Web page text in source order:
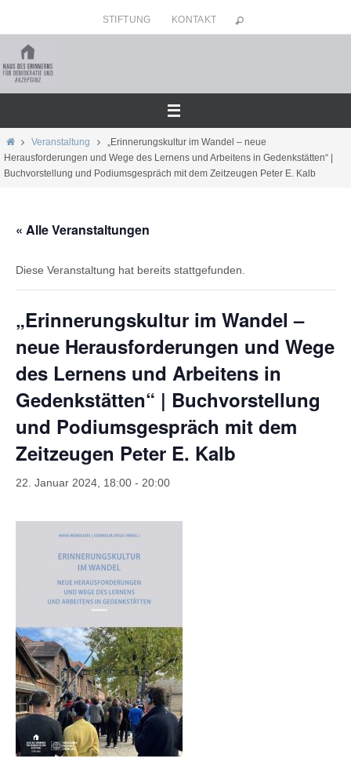
Inhalt
springen
STIFTUNG KONTAKT
HomeVeranstaltung
„Erinnerungskultur im Wandel – neue
Herausforderungen und Wege des Lernens und Arbeitens in Gedenkstätten“ |
Buchvorstellung und Podiumsgespräch mit dem Zeitzeugen Peter E. Kalb
« Alle Veranstaltungen
Diese Veranstaltung hat bereits stattgefunden.
„Erinnerungskultur im Wandel –
neue Herausforderungen und Wege
des Lernens und Arbeitens in
Gedenkstätten“ | Buchvorstellung
und Podiumsgespräch mit dem
Zeitzeugen Peter E. Kalb
22. Januar 2024, 18:00 - 20:00